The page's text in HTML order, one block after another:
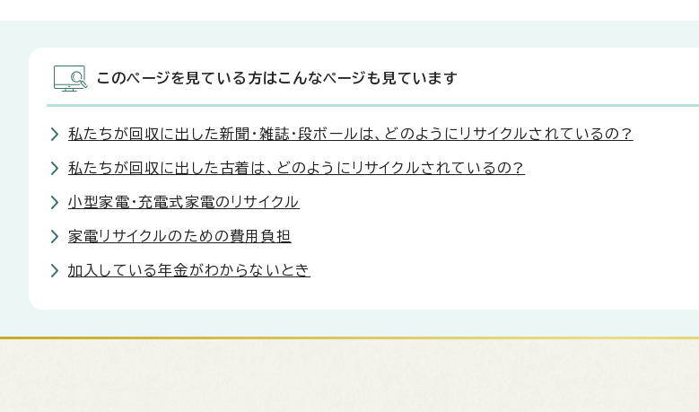
このページを見ている方はこんなページも見ています
私たちが回収に出した新聞・雑誌・段ボールは、どのようにリサイクルされているの?
私たちが回収に出した古着は、どのようにリサイクルされているの?
小型家電・充電式家電のリサイクル
家電リサイクルのための費用負担
加入している年金がわからないとき